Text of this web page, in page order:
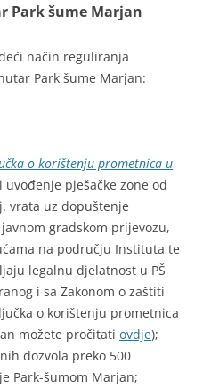
Park šume Marjan
način reguliranja
Park šume Marjan:
o korištenju prometnica u
i uvođenje pješačke zone od
vrata uz dopuštenje
gradskom prijevozu,
na području Instituta te
legalnu djelatnost u PŠ
i sa Zakonom o zaštiti
o korištenju prometnica
možete pročitati ovdje);
dozvola preko 500
Park-šumom Marjan;